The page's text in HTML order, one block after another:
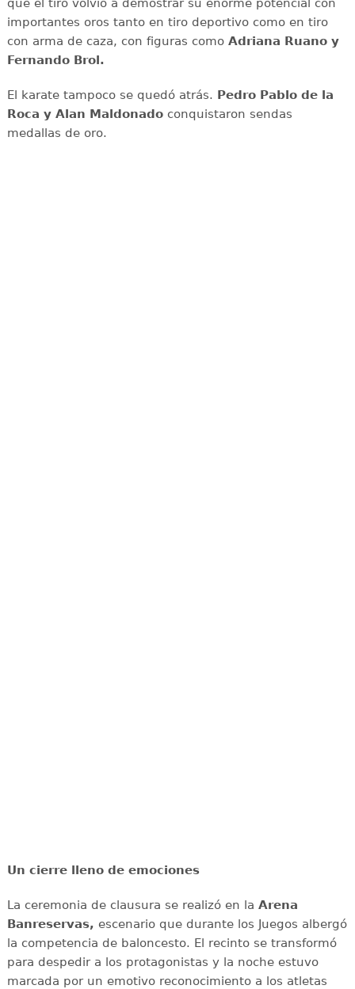
importantes oros tanto en tiro deportivo como en tiro
con arma de caza, con figuras como Adriana Ruano y
Fernando Brol.
El karate tampoco se quedó atrás. Pedro Pablo de la
Roca y Alan Maldonadoconquistaron sendas
medallas de oro.
Un cierre lleno de emociones
La ceremonia de clausura se realizó en la Arena
Banreservas, escenario que durante los Juegos albergó
la competencia de baloncesto. El recinto se transformó
para despedir a los protagonistas y la noche estuvo
marcada por un emotivo reconocimiento a los atletas